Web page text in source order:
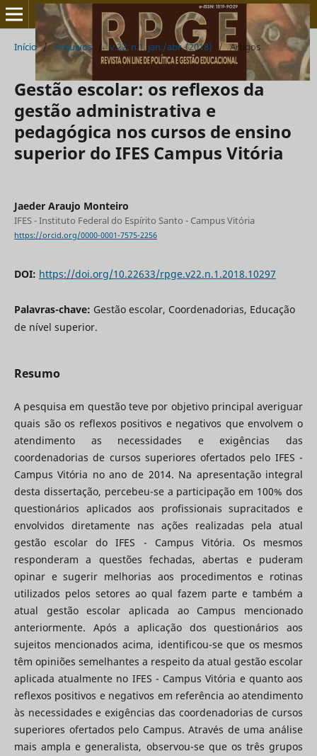
Início / Arquivos / v.22, n.1, jan./abr. (2018) / Artigos
Gestão escolar: os reflexos da
gestão administrativa e
pedagógica nos cursos de ensino
superior do IFES Campus Vitória
Jaeder Araujo Monteiro
IFES - Instituto Federal do Espírito Santo - Campus Vitória
https://orcid.org/0000-0001-7575-2256
DOI: https://doi.org/10.22633/rpge.v22.n.1.2018.10297
Palavras-chave: Gestão escolar, Coordenadorias, Educação
de nível superior.
Resumo
A pesquisa em questão teve por objetivo principal averiguar
quais são os reflexos positivos e negativos que envolvem o
atendimento as necessidades e exigências das
coordenadorias de cursos superiores ofertados pelo IFES -
Campus Vitória no ano de 2014. Na apresentação integral
desta dissertação, percebeu-se a participação em 100% dos
questionários aplicados aos profissionais supracitados e
envolvidos diretamente nas ações realizadas pela atual
gestão escolar do IFES - Campus Vitória. Os mesmos
responderam a questões fechadas, abertas e puderam
opinar e sugerir melhorias aos procedimentos e rotinas
utilizados pelos setores ao qual fazem parte e também a
atual gestão escolar aplicada ao Campus mencionado
anteriormente. Após a aplicação dos questionários aos
sujeitos mencionados acima, identificou-se que os mesmos
têm opiniões semelhantes a respeito da atual gestão escolar
aplicada atualmente no IFES - Campus Vitória e quanto aos
reflexos positivos e negativos em referência ao atendimento
às necessidades e exigências das coordenadorias de cursos
superiores ofertados pelo Campus. Através de uma análise
mais ampla e generalista, observou-se que os três grupos